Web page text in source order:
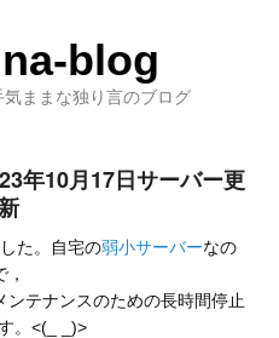
na-blog
気ままな独り言のブログ
年10月17日サーバー更
た。自宅の弱小サーバーなの
，
テナンスのための長時間停止
。<(_ _)>